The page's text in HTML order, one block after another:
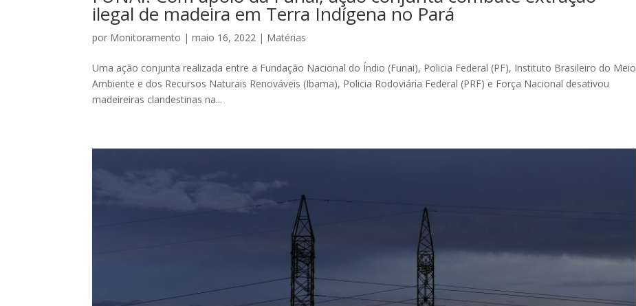
ilegal de madeira em Terra Indígena no Pará
por Monitoramento |maio 16, 2022 | Matérias
Uma ação conjunta realizada entre a Fundação Nacional do Índio (Funai), Policia Federal (PF), Instituto Brasileiro do Meio
Ambiente e dos Recursos Naturais Renováveis (Ibama), Policia Rodoviária Federal (PRF) e Força Nacional desativou
madeireiras clandestinas na...